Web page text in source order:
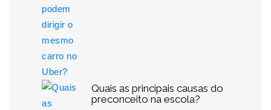
Quais as principais causas do
preconceito na escola?